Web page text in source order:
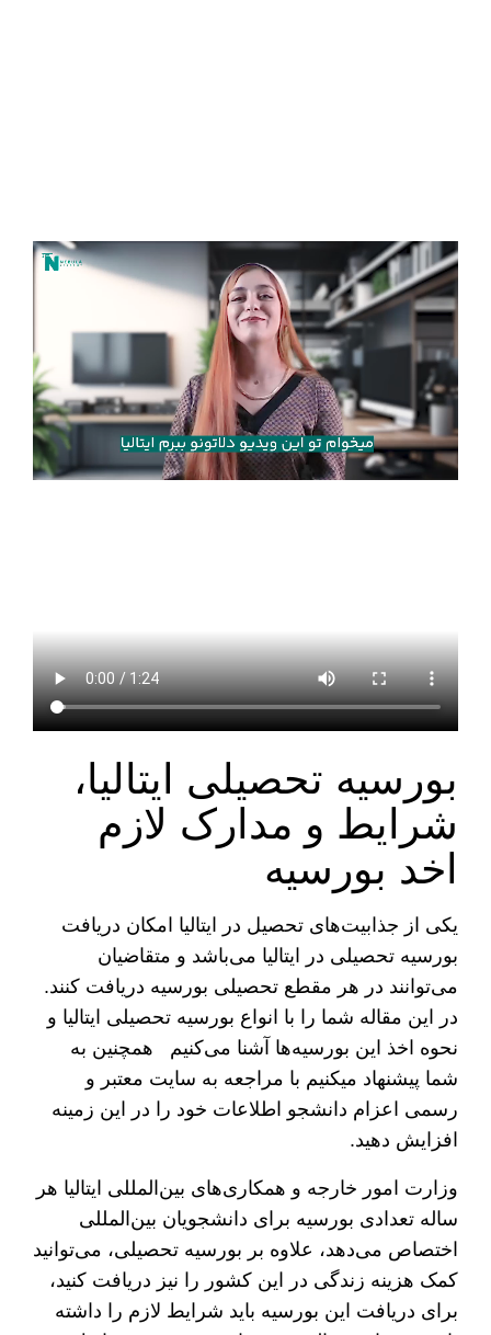
بورسیه تحصیلی ایتالیا،
شرایط و مدارک لازم
اخد بورسیه
یکی از جذابیت‌های تحصیل در ایتالیا امکان دریافت
بورسیه تحصیلی در ایتالیا می‌باشد و متقاضیان
می‌توانند در هر مقطع تحصیلی بورسیه دریافت کنند.
در این مقاله شما را با انواع بورسیه تحصیلی ایتالیا و
نحوه اخذ این بورسیه‌ها آشنا می‌کنیم همچنین به
شما پیشنهاد میکنیم با مراجعه به سایت معتبر و
رسمی اعزام دانشجو اطلاعات خود را در این زمینه
افزایش دهید.
وزارت امور خارجه و همکاری‌های بین‌المللی ایتالیا هر
ساله تعدادی بورسیه برای دانشجویان بین‌المللی
اختصاص می‌دهد، علاوه بر بورسیه تحصیلی، می‌توانید
کمک هزینه زندگی در این کشور را نیز دریافت کنید،
برای دریافت این بورسیه باید شرایط لازم را داشته